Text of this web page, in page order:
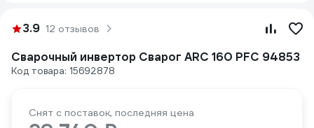
3.9 12 отзывов
Сварочный инвертор Сварог ARC 160 PFC 94853
Код товара: 15692878
Снят с поставок, последняя цена